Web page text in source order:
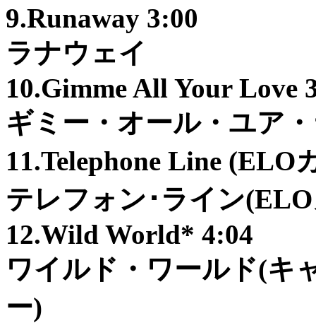
9.Runaway 3:00
ラナウェイ
10.Gimme All Your Love
ギミー・オール・ユア
11.Telephone Line
テレフォン･ライン
12.Wild World* 4:04
ワイルド・ワールド(キ
ー)